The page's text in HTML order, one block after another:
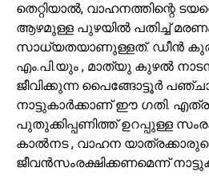
തെറ്റിയാല്‍, വാഹനത്തിന്റെ
ആഴമുള്ള പുഴയില്‍ പതിച്ച്
സാധ്യതയാണുള്ളത്. ഡീന്‍
എം.പി.യും , മാത്യു കുഴല്‍
ജീവിക്കുന്ന പൈങ്ങോട്ടൂര്‍
നാട്ടുകാര്‍ക്കാണ് ഈ ഗതി.
പുതുക്കിപ്പണിത്ത് ഉറപ്പുള്ള
കാല്‍നട , വാഹന
ജീവന്‍സംരക്ഷിക്കണമെന്ന്